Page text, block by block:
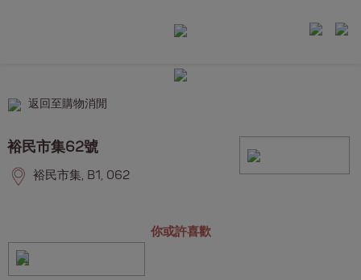
返回至購物消閒
裕民市集62號
裕民市集, B1, 062
你或許喜歡